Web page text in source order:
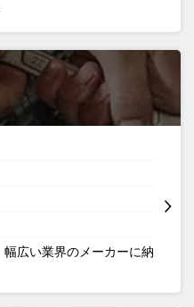
幅広い業界のメーカーに納